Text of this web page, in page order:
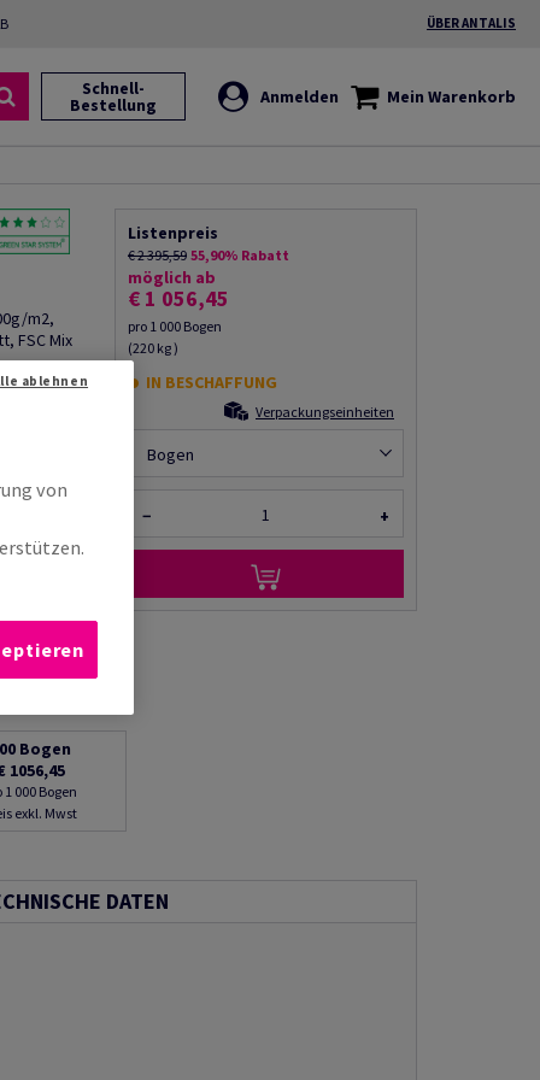
ÜBER ANTALIS
Schnell-
Bestellung Anmelden Mein Warenkorb
m2,
FSC Mix
Listenpreis
€ 2 395,59 55,90% Rabatt
möglich ab
€ 1 056,45
pro 1 000 Bogen
(220 kg )
IN BESCHAFFUNG
Verpackungseinheiten
Bogen
− +
Bogen
1056,45
1 000 Bogen
exkl. Mwst
DATEN
von
ablehnen